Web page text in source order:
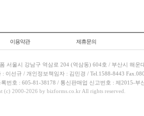
이용약관 제휴문의
서울시 강남구 역삼로 204 (역삼동) 604호 / 부산시 해운
: 이선규 / 개인정보책임자 : 김민경 / Tel.1588-8443
록번호 : 605-81-38178 / 통신판매업 신고번호 : 제2015-부
(c) 2000-2026 by bizforms.co.kr All rights reserved.